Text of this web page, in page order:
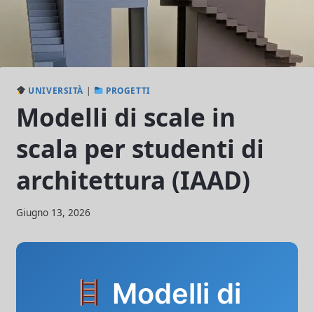
UNIVERSITÀ | PROGETTI
Modelli di scale in
scala per studenti di
architettura (IAAD)
Di
Giugno 13, 2026
Modelli di